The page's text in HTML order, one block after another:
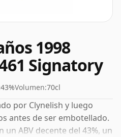
1998
Signatory
43%Volumen:70cl
por Clynelish y luego
antes de ser embotellado.
un ABV decente del 43%, un